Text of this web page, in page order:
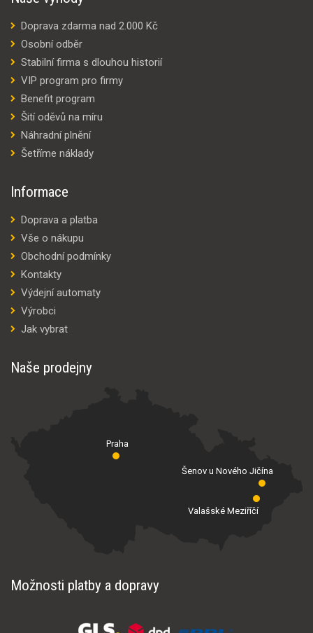
Doprava zdarma nad 2.000 Kč
Osobní odběr
Stabilní firma s dlouhou historií
VIP program pro firmy
Benefit program
Šití oděvů na míru
Náhradní plnění
Šetříme náklady
Informace
Doprava a platba
Vše o nákupu
Obchodní podmínky
Kontakty
Výdejní automaty
Výrobci
Jak vybrat
Naše prodejny
Praha
Valašské Meziříčí
Šenov u Nového Jičína
Možnosti platby a dopravy